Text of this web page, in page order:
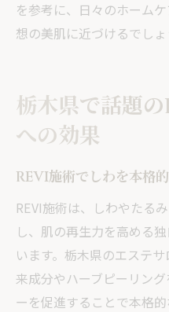
を参考に、日々のホーム
想の美肌に近づけるでしょ
栃木県で話題
への効果
REVI施術でしわを本格
REVI施術は、しわやたる
し、肌の再生力を高める
います。栃木県のエステ
来成分やハーブピーリン
ーを促進することで本格